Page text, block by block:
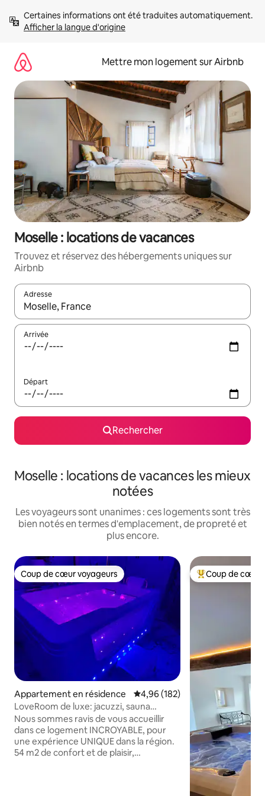
directement
Afficher la langue d'origine
Mettre mon logement sur Airbnb
Moselle : locations de vacances
Trouvez et réservez des hébergements uniques sur
Airbnb
Adresse
Lorsque les résultats s'affichent, utilisez les flèches vers le
Arrivée
Départ
Rechercher
Moselle : locations de vacances les mieux
notées
Les voyageurs sont unanimes : ces logements sont très
bien notés en termes d'emplacement, de propreté et
plus encore.
Coup de cœur voyageurs
Coup de cœur voyageurs
Appartement en résidence Évaluation moyenne sur la
4,96 (182)
LoveRoom de luxe: jacuzzi, sauna
vapeur,écran300cm
Nous sommes ravis de vous accueillir
dans ce logement INCROYABLE, pour
une expérience UNIQUE dans la région.
54 m2 de confort et de plaisir,
Coups de cœur
Coup de cœur